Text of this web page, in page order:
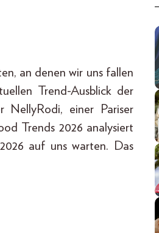
an denen wir uns fallen
Trend-Ausblick der
NellyRodi, einer Pariser
Trends 2026 analysiert
auf uns warten. Das